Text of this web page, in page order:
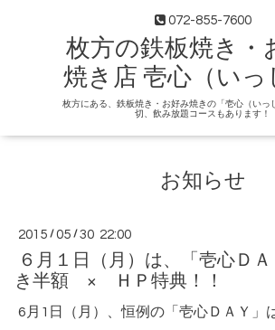
072-855-7600
枚方の鉄板焼き・
焼き店 壱心（いっ
枚方にある、鉄板焼き・お好み焼きの「壱心（いっ
切、飲み放題コースもあります！
お知らせ
2015 /05 /30 22:00
６月１日（月）は、「壱心Ｄ
き半額 × ＨＰ特典！！
6月1日（月）、恒例の「壱心ＤＡＹ」